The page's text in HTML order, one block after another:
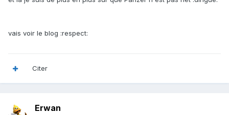
vais voir le blog :respect:
Citer
Erwan